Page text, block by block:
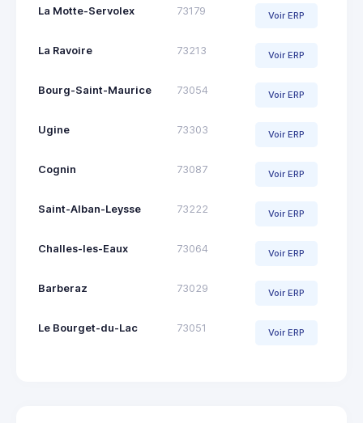
La Motte-Servolex 73179 Voir ERP
La Ravoire 73213 Voir ERP
Bourg-Saint-Maurice 73054 Voir ERP
Ugine 73303 Voir ERP
Cognin 73087 Voir ERP
Saint-Alban-Leysse 73222 Voir ERP
Challes-les-Eaux 73064 Voir ERP
Barberaz 73029 Voir ERP
Le Bourget-du-Lac 73051 Voir ERP